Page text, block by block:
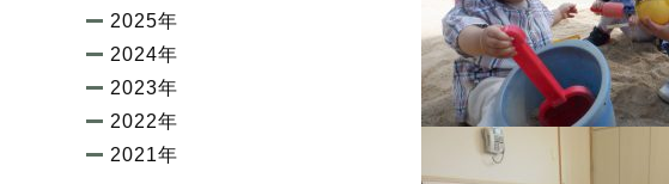
2025年
2024年
2023年
2022年
2021年